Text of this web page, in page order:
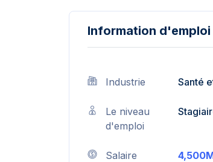
Information d'emploi
Industrie Santé
Le niveau
d'emploi
Salaire